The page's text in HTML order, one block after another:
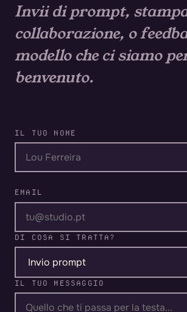
Invii di prompt,
collaborazione, o
modello che ci siamo
benvenuto.
IL TUO NOME
EMAIL
DI COSA SI TRATTA?
IL TUO MESSAGGIO